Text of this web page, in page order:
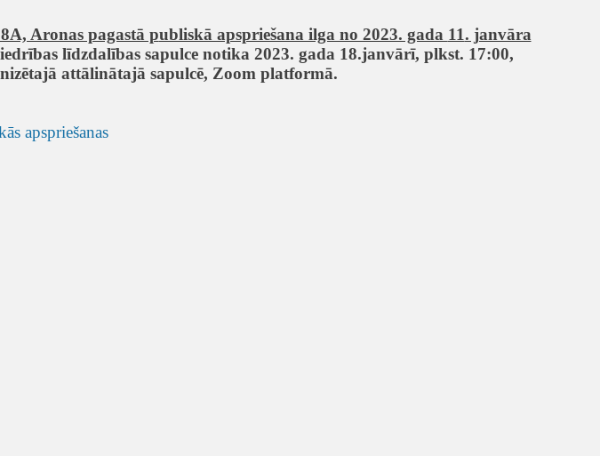
Aronas pagastā publiskā apspriešana ilga no 2023. gada 11. janvāra
līdzdalības sapulce notika 2023. gada 18.janvārī, plkst. 17:00,
attālinātajā sapulcē, Zoom platformā.
apspriešanas